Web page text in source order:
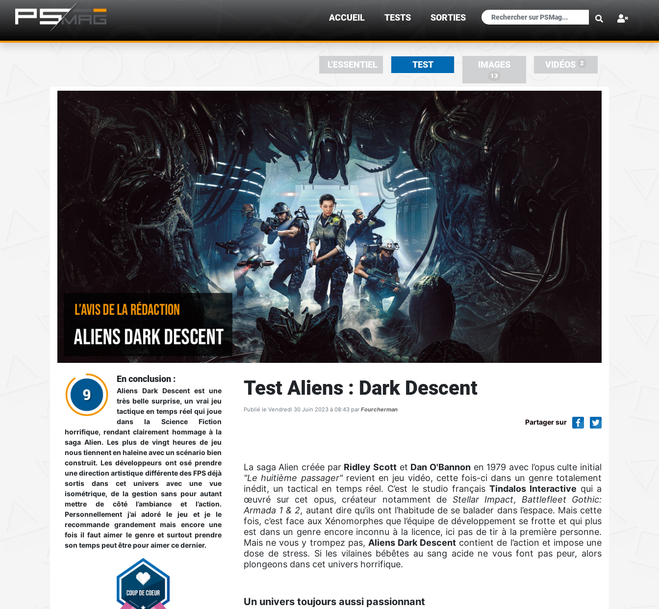
×
ACCUEIL TESTS SORTIES
L'ESSENTIEL TEST IMAGES
13
VIDÉOS 2
En conclusion :
Aliens Dark Descent est une
très belle surprise, un vrai jeu
tactique en temps réel qui joue
dans la Science Fiction
horrifique, rendant clairement hommage à la
saga Alien. Les plus de vingt heures de jeu
nous tiennent en haleine avec un scénario bien
construit. Les développeurs ont osé prendre
une direction artistique différente des FPS déjà
sortis dans cet univers avec une vue
isométrique, de la gestion sans pour autant
mettre de côté l’ambiance et l’action.
Personnellement j’ai adoré le jeu et je le
recommande grandement mais encore une
fois il faut aimer le genre et surtout prendre
son temps peut être pour aimer ce dernier.
Test Aliens : Dark Descent
Publié le Vendredi 30 Juin 2023 à 08:43 par Fourcherman
Partager sur
La saga Alien créée par Ridley Scott et Dan O'Bannon en 1979 avec l’opus culte initial
"Le huitième passager"revient en jeu vidéo, cette fois-ci dans un genre totalement
inédit, un tactical en temps réel. C’est le studio français Tindalos Interactive qui a
œuvré sur cet opus, créateur notamment de Stellar Impact, Battlefleet Gothic:
Armada 1 & 2, autant dire qu’ils ont l’habitude de se balader dans l’espace. Mais cette
fois, c’est face aux Xénomorphes que l’équipe de développement se frotte et qui plus
est dans un genre encore inconnu à la licence, ici pas de tir à la première personne.
Mais ne vous y trompez pas, Aliens Dark Descent contient de l’action et impose une
dose de stress. Si les vilaines bébêtes au sang acide ne vous font pas peur, alors
plongeons dans cet univers horrifique.
Un univers toujours aussi passionnant